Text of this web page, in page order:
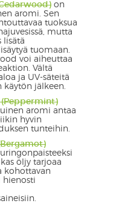
on
aromi. Sen
tuoksua
mutta
lisätä
tuomaan.
voi aiheuttaa
Vältä
ja UV-säteitä
käytön jälkeen.
aromi antaa
hyvin
tunteihin.
öljy tarjoaa
kohottavan
hienosti